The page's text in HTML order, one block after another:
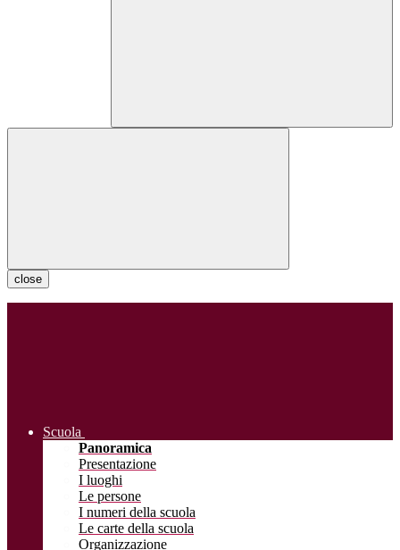
close
Scuola
Panoramica
Presentazione
I luoghi
Le persone
I numeri della scuola
Le carte della scuola
Organizzazione